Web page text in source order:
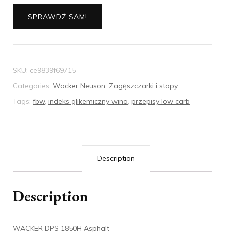
SPRAWDŹ SAM!
SKU: ce9839f69715
Categories: Wacker Neuson, Zagęszczarki i stopy
Tags: fbw, indeks glikemiczny wina, przepisy low carb
Description
Description
WACKER DPS 1850H Asphalt